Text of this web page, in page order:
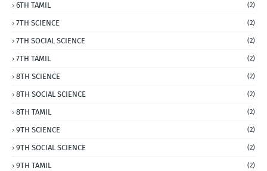
6TH TAMIL (2)
7TH SCIENCE (2)
7TH SOCIAL SCIENCE (2)
7TH TAMIL (2)
8TH SCIENCE (2)
8TH SOCIAL SCIENCE (2)
8TH TAMIL (2)
9TH SCIENCE (2)
9TH SOCIAL SCIENCE (2)
9TH TAMIL (2)